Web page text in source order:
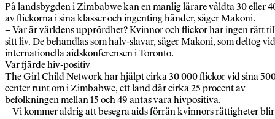
På landsbygden i Zimbabwe kan en manlig lärare våldta 30 eller
av flickorna i sina klasser och ingenting händer, säger Makoni.
– Var är världens upprördhet? Kvinnor och flickor har ingen rätt
sitt liv. De behandlas som halv-slavar, säger Makoni, som deltog vid
internationella aidskonferensen i Toronto.
Var fjärde hiv-positiv
The Girl Child Network har hjälpt cirka 30 000 flickor vid sina
center runt om i Zimbabwe, ett land där cirka 25 procent av
befolkningen mellan 15 och 49 antas vara hivpositiva.
– Vi kommer aldrig att besegra aids förrän kvinnors rättigheter blir